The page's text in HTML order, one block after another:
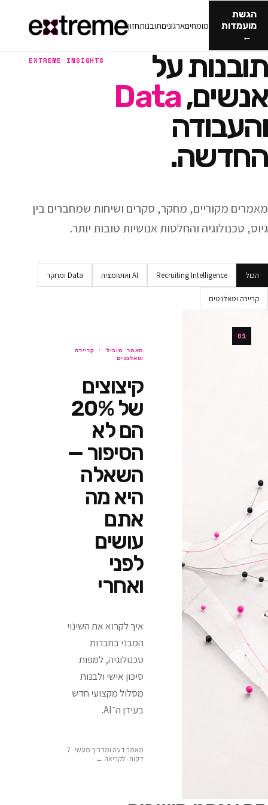
מומחיםארגונים תובנותחזון
על
Data
EXTREME INSIGHTS
מחקר, סקרים ושיחות שמחברים בין
והחלטות אנושיות טובות יותר.
Recruiting AI ואוטומציה Data ומחקר
קריירה
קיצוצים
של 20%
הם לא
הסיפור —
השאלה
היא מה
לפני
איך לקרוא את השינוי
המבני בחברות
טכנולוגיה, למפות
סיכון אישי ולבנות
מסלול מקצועי חדש
מאמר דעה ומדריך מעשי · 7